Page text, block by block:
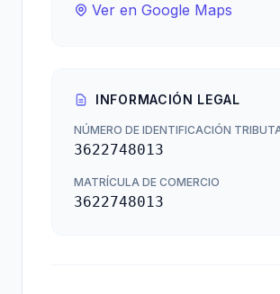
Ver en Google Maps
INFORMACIÓN LEGAL
NÚMERO DE IDENTIFICACIÓN
3622748013
MATRÍCULA DE COMERCIO
3622748013